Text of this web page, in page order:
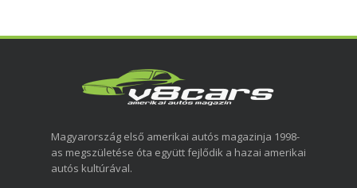
Magyarország első amerikai autós magazinja 1998-
as megszületése óta együtt fejlődik a hazai amerikai
autós kultúrával.